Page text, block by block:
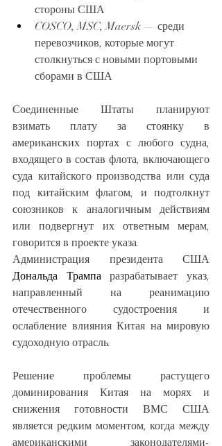
стороны США
COSCO, MSC, Maersk — среди
перевозчиков, которые могут
столкнуться с новыми портовыми
сборами в США
Соединенные Штаты планируют
взимать плату за стоянку в
американских портах с любого судна,
входящего в состав флота, включающего
суда китайского производства или суда
под китайским флагом, и подтолкнут
союзников к аналогичным действиям
или подвергнут их ответным мерам,
говорится в проекте указа.
Дональда Трампа разрабатывает указ,
направленный на реанимацию
отечественного судостроения и
ослабление влияния Китая на мировую
судоходную отрасль.
Решение проблемы растущего
доминирования Китая на морях и
снижения готовности ВМС США
является редким моментом, когда между
американскими законодателями-